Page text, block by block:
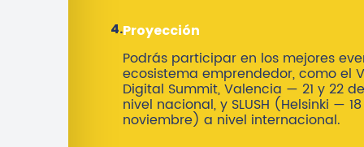
4.Proyección
Podrás participar en los mejores
ecosistema emprendedor, como el
Digital Summit, Valencia — 21 y 22
nivel nacional, y SLUSH (Helsinki —
noviembre) a nivel internacional.